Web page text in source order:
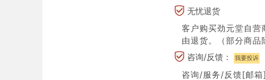
无忧退货
客户购买劲元堂自营
由退货。（部分商品
咨询/反馈：
我要投诉
咨询/服务/反馈[邮